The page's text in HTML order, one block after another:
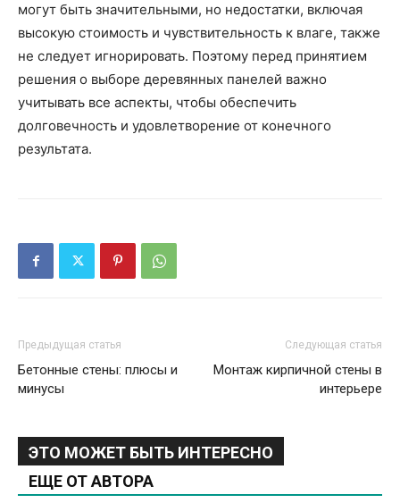
могут быть значительными, но недостатки, включая
высокую стоимость и чувствительность к влаге, также
не следует игнорировать. Поэтому перед принятием
решения о выборе деревянных панелей важно
учитывать все аспекты, чтобы обеспечить
долговечность и удовлетворение от конечного
результата.
Предыдущая статья
Бетонные стены: плюсы и
минусы
Следующая статья
Монтаж кирпичной стены в
интерьере
ЭТО МОЖЕТ БЫТЬ ИНТЕРЕСНО
ЕЩЕ ОТ АВТОРА